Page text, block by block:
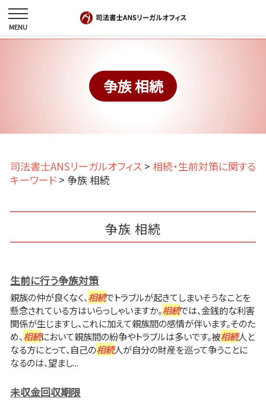
争族 相続
司法書士ANSリーガルオフィス > 相続・生前対策に関する
キーワード > 争族 相続
争族 相続
生前に行う争族対策
親族の仲が良くなく、相続でトラブルが起きてしまいそうなことを
懸念されている方はいらっしゃいますか。相続では、金銭的な利害
関係が生じますし、これに加えて親族間の感情が伴います。そのた
め、相続において親族間の紛争やトラブルは多いです。被相続人と
なる方にとって、自己の相続人が自分の財産を巡って争うことに
なるのは、望まし...
未収金回収期限